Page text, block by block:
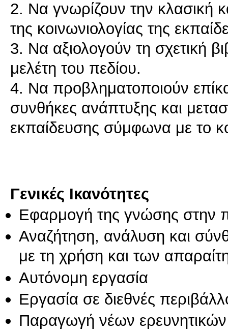
2. Να γνωρίζουν την κλασική
της κοινωνιολογίας της
3. Να αξιολογούν τη σχετική
μελέτη του πεδίου.
4. Να προβληματοποιούν
συνθήκες ανάπτυξης και
εκπαίδευσης σύμφωνα με το
Γενικές Ικανότητες
Εφαρμογή της γνώσης στην
Αναζήτηση, ανάλυση και
με τη χρήση και των
Αυτόνομη εργασία
Εργασία σε διεθνές
Παραγωγή νέων